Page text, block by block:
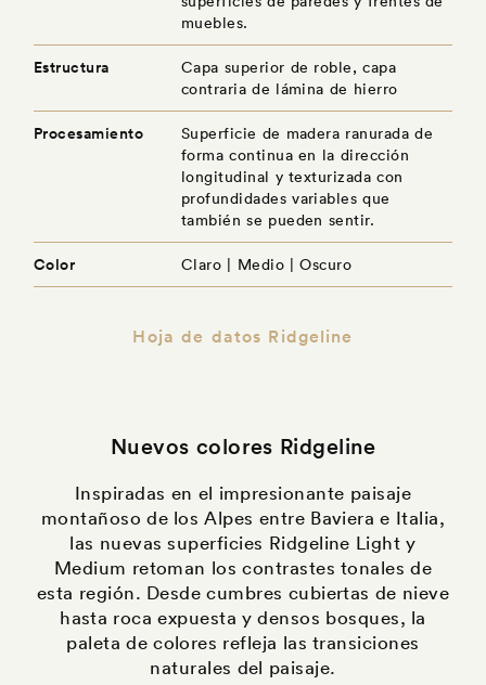
muebles.
Estructura
Capa superior de roble, capa
contraria de lámina de hierro
Procesamiento
Superficie de madera ranurada de
forma continua en la dirección
longitudinal y texturizada con
profundidades variables que
también se pueden sentir.
Color Claro | Medio | Oscuro
Hoja de datos Ridgeline
Nuevos colores Ridgeline
Inspiradas en el impresionante paisaje
montañoso de los Alpes entre Baviera e Italia,
las nuevas superficies Ridgeline Light y
Medium retoman los contrastes tonales de
esta región. Desde cumbres cubiertas de nieve
hasta roca expuesta y densos bosques, la
paleta de colores refleja las transiciones
naturales del paisaje.